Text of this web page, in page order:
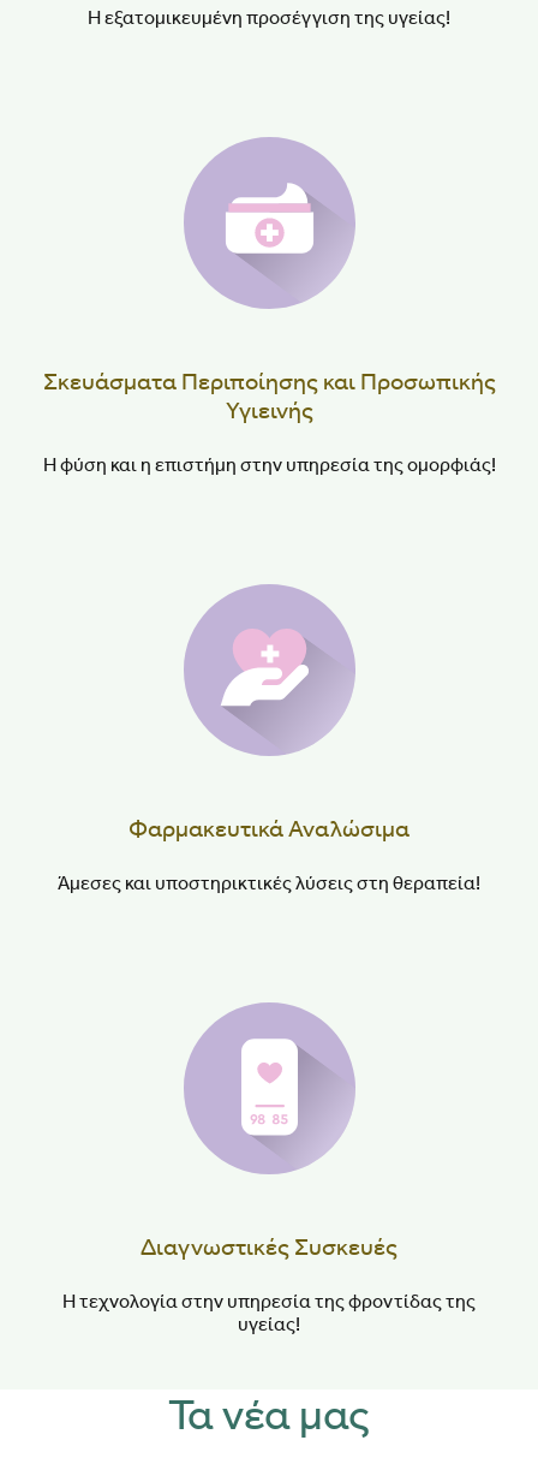
Η εξατομικευμένη προσέγγιση της υγείας!
Σκευάσματα Περιποίησης και Προσωπικής
Υγιεινής
Η φύση και η επιστήμη στην υπηρεσία της ομορφιάς!
Φαρμακευτικά Αναλώσιμα
Άμεσες και υποστηρικτικές λύσεις στη θεραπεία!
Διαγνωστικές Συσκευές
Η τεχνολογία στην υπηρεσία της φροντίδας της
υγείας!
Τα νέα μας